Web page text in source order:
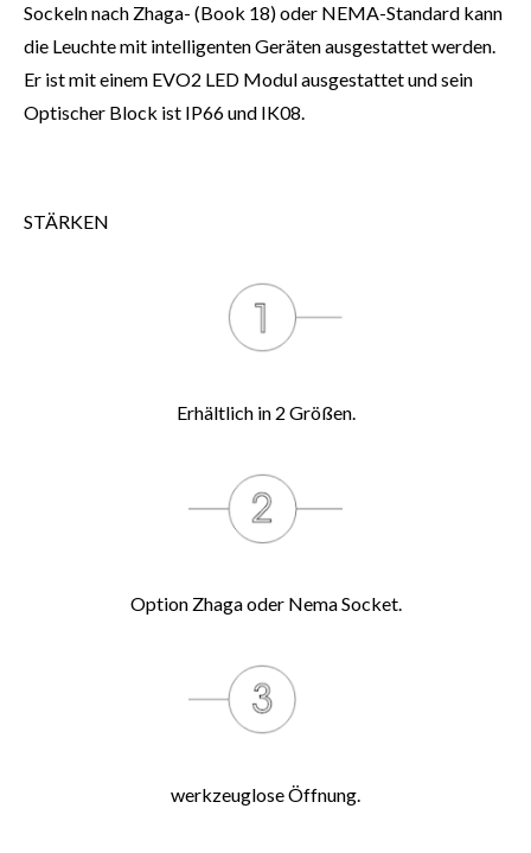
Sockeln nach Zhaga- (Book 18) oder NEMA-Standard kann
die Leuchte mit intelligenten Geräten ausgestattet werden.
Er ist mit einem EVO2 LED Modul ausgestattet und sein
Optischer Block ist IP66 und IK08.
STÄRKEN
Erhältlich in 2 Größen.
Option Zhaga oder Nema Socket.
werkzeuglose Öffnung.